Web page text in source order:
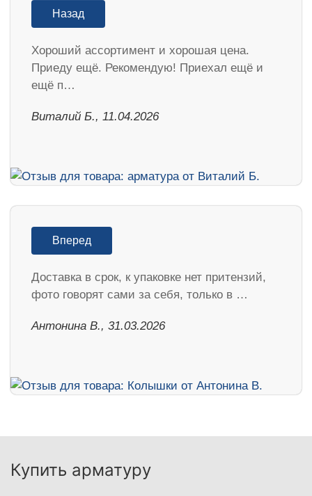
Назад
Хороший ассортимент и хорошая цена.
Приеду ещё. Рекомендую! Приехал ещё и
ещё п…
Виталий Б., 11.04.2026
Вперед
Доставка в срок, к упаковке нет притензий,
фото говорят сами за себя, только в …
Антонина В., 31.03.2026
Купить арматуру